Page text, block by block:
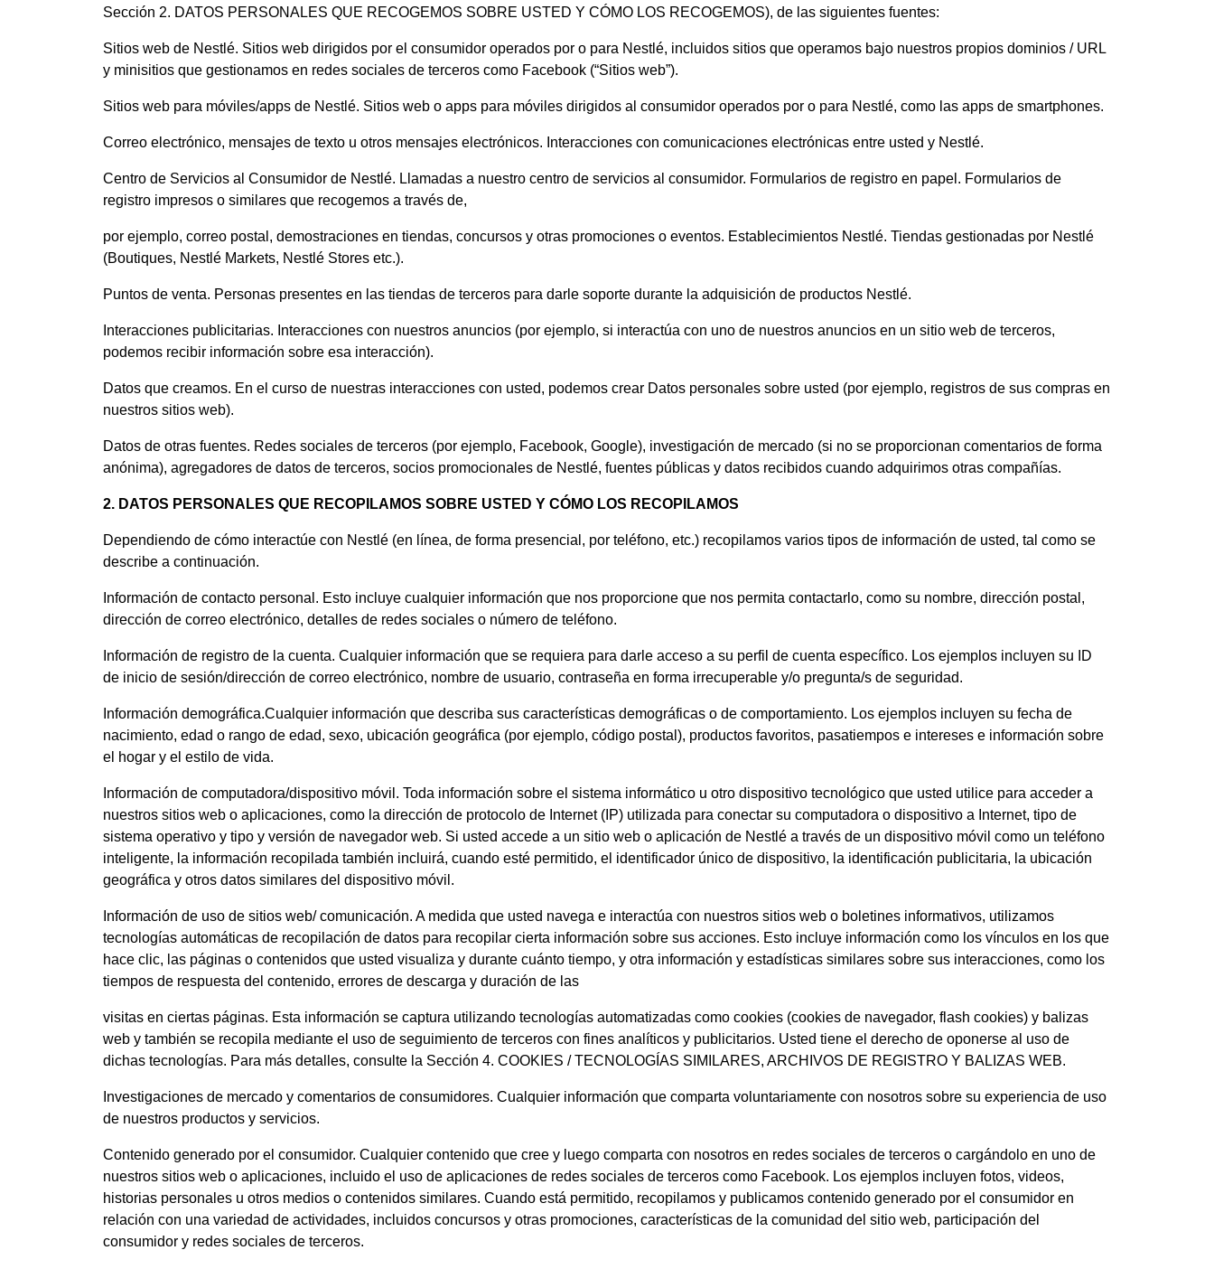
Sección 2. DATOS PERSONALES QUE RECOGEMOS SOBRE USTED Y CÓMO LOS RECOGEMOS), de las siguientes fuentes:
Sitios web de Nestlé. Sitios web dirigidos por el consumidor operados por o para Nestlé, incluidos sitios que operamos bajo nuestros propios dominios / URL
y minisitios que gestionamos en redes sociales de terceros como Facebook (“Sitios web”).
Sitios web para móviles/apps de Nestlé. Sitios web o apps para móviles dirigidos al consumidor operados por o para Nestlé, como las apps de smartphones.
Correo electrónico, mensajes de texto u otros mensajes electrónicos. Interacciones con comunicaciones electrónicas entre usted y Nestlé.
Centro de Servicios al Consumidor de Nestlé. Llamadas a nuestro centro de servicios al consumidor. Formularios de registro en papel. Formularios de
registro impresos o similares que recogemos a través de,
por ejemplo, correo postal, demostraciones en tiendas, concursos y otras promociones o eventos. Establecimientos Nestlé. Tiendas gestionadas por Nestlé
(Boutiques, Nestlé Markets, Nestlé Stores etc.).
Puntos de venta. Personas presentes en las tiendas de terceros para darle soporte durante la adquisición de productos Nestlé.
Interacciones publicitarias. Interacciones con nuestros anuncios (por ejemplo, si interactúa con uno de nuestros anuncios en un sitio web de terceros,
podemos recibir información sobre esa interacción).
Datos que creamos. En el curso de nuestras interacciones con usted, podemos crear Datos personales sobre usted (por ejemplo, registros de sus compras en
nuestros sitios web).
Datos de otras fuentes. Redes sociales de terceros (por ejemplo, Facebook, Google), investigación de mercado (si no se proporcionan comentarios de forma
anónima), agregadores de datos de terceros, socios promocionales de Nestlé, fuentes públicas y datos recibidos cuando adquirimos otras compañías.
2. DATOS PERSONALES QUE RECOPILAMOS SOBRE USTED Y CÓMO LOS RECOPILAMOS
Dependiendo de cómo interactúe con Nestlé (en línea, de forma presencial, por teléfono, etc.) recopilamos varios tipos de información de usted, tal como se
describe a continuación.
Información de contacto personal. Esto incluye cualquier información que nos proporcione que nos permita contactarlo, como su nombre, dirección postal,
dirección de correo electrónico, detalles de redes sociales o número de teléfono.
Información de registro de la cuenta. Cualquier información que se requiera para darle acceso a su perfil de cuenta específico. Los ejemplos incluyen su ID
de inicio de sesión/dirección de correo electrónico, nombre de usuario, contraseña en forma irrecuperable y/o pregunta/s de seguridad.
Información demográfica.Cualquier información que describa sus características demográficas o de comportamiento. Los ejemplos incluyen su fecha de
nacimiento, edad o rango de edad, sexo, ubicación geográfica (por ejemplo, código postal), productos favoritos, pasatiempos e intereses e información sobre
el hogar y el estilo de vida.
Información de computadora/dispositivo móvil. Toda información sobre el sistema informático u otro dispositivo tecnológico que usted utilice para acceder a
nuestros sitios web o aplicaciones, como la dirección de protocolo de Internet (IP) utilizada para conectar su computadora o dispositivo a Internet, tipo de
sistema operativo y tipo y versión de navegador web. Si usted accede a un sitio web o aplicación de Nestlé a través de un dispositivo móvil como un teléfono
inteligente, la información recopilada también incluirá, cuando esté permitido, el identificador único de dispositivo, la identificación publicitaria, la ubicación
geográfica y otros datos similares del dispositivo móvil.
Información de uso de sitios web/ comunicación. A medida que usted navega e interactúa con nuestros sitios web o boletines informativos, utilizamos
tecnologías automáticas de recopilación de datos para recopilar cierta información sobre sus acciones. Esto incluye información como los vínculos en los que
hace clic, las páginas o contenidos que usted visualiza y durante cuánto tiempo, y otra información y estadísticas similares sobre sus interacciones, como los
tiempos de respuesta del contenido, errores de descarga y duración de las
visitas en ciertas páginas. Esta información se captura utilizando tecnologías automatizadas como cookies (cookies de navegador, flash cookies) y balizas
web y también se recopila mediante el uso de seguimiento de terceros con fines analíticos y publicitarios. Usted tiene el derecho de oponerse al uso de
dichas tecnologías. Para más detalles, consulte la Sección 4. COOKIES / TECNOLOGÍAS SIMILARES, ARCHIVOS DE REGISTRO Y BALIZAS WEB.
Investigaciones de mercado y comentarios de consumidores. Cualquier información que comparta voluntariamente con nosotros sobre su experiencia de uso
de nuestros productos y servicios.
Contenido generado por el consumidor. Cualquier contenido que cree y luego comparta con nosotros en redes sociales de terceros o cargándolo en uno de
nuestros sitios web o aplicaciones, incluido el uso de aplicaciones de redes sociales de terceros como Facebook. Los ejemplos incluyen fotos, videos,
historias personales u otros medios o contenidos similares. Cuando está permitido, recopilamos y publicamos contenido generado por el consumidor en
relación con una variedad de actividades, incluidos concursos y otras promociones, características de la comunidad del sitio web, participación del
consumidor y redes sociales de terceros.